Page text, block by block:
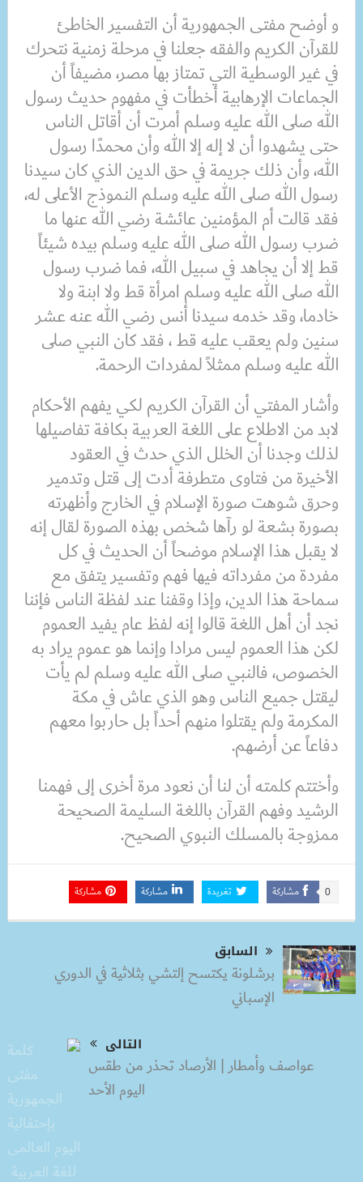
و أوضح مفتى الجمهورية أن التفسير الخاطئ
للقرآن الكريم والفقه جعلنا في مرحلة زمنية نتحرك
في غير الوسطية التي تمتاز بها مصر، مضيفاً أن
الجماعات الإرهابية أخطأت في مفهوم حديث رسول
الله صلى الله عليه وسلم أمرت أن أقاتل الناس
حتى يشهدوا أن لا إله إلا الله وأن محمدًا رسول
الله، وأن ذلك جريمة في حق الدين الذي كان سيدنا
رسول الله صلى الله عليه وسلم النموذج الأعلى له،
فقد قالت أم المؤمنين عائشة رضي الله عنها ما
ضرب رسول الله صلى الله عليه وسلم بيده شيئاً
قط إلا أن يجاهد في سبيل الله، فما ضرب رسول
الله صلى الله عليه وسلم امرأة قط ولا ابنة ولا
خادما، وقد خدمه سيدنا أنس رضي الله عنه عشر
سنين ولم يعقب عليه قط ، فقد كان النبي صلى
الله عليه وسلم ممثلاً لمفردات الرحمة.
وأشار المفتي أن القرآن الكريم لكي يفهم الأحكام
لابد من الاطلاع على اللغة العربية بكافة تفاصيلها
لذلك وجدنا أن الخلل الذي حدث في العقود
الأخيرة من فتاوى متطرفة أدت إلى قتل وتدمير
وحرق شوهت صورة الإسلام في الخارج وأظهرته
بصورة بشعة لو رآها شخص بهذه الصورة لقال إنه
لا يقبل هذا الإسلام موضحاً أن الحديث في كل
مفردة من مفرداته فيها فهم وتفسير يتفق مع
سماحة هذا الدين، وإذا وقفنا عند لفظة الناس فإننا
نجد أن أهل اللغة قالوا إنه لفظ عام يفيد العموم
لكن هذا العموم ليس مرادا وإنما هو عموم يراد به
الخصوص، فالنبي صلى الله عليه وسلم لم يأت
ليقتل جميع الناس وهو الذي عاش في مكة
المكرمة ولم يقتلوا منهم أحداً بل حاربوا معهم
دفاعاً عن أرضهم.
وأختتم كلمته أن لنا أن نعود مرة أخرى إلى فهمنا
الرشيد وفهم القرآن باللغة السليمة الصحيحة
ممزوجة بالمسلك النبوي الصحيح.
مشاركة 0 تغريدة مشاركة مشاركة
السابق
برشلونة يكتسح إلتشي بثلاثية في الدوري
الإسباني
التالى
عواصف وأمطار | الأرصاد تحذر من طقس
اليوم الأحد